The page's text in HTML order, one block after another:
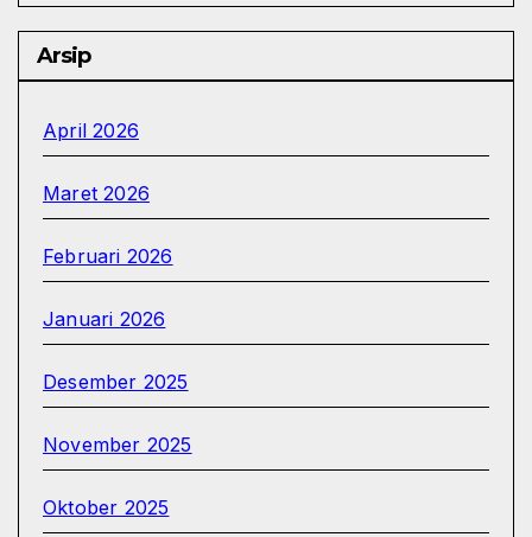
Arsip
April 2026
Maret 2026
Februari 2026
Januari 2026
Desember 2025
November 2025
Oktober 2025